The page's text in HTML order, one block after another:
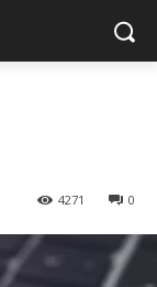
0
4271